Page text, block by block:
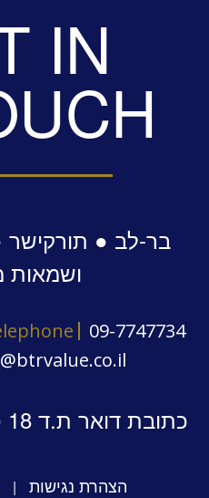
IN
בר-לב ● תורקישר
ושמאות
09-7747734
כתובת דואר ת.ד 18 כפר חיים, 4294500
הצהרת נגישות |